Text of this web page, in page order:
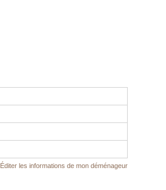
Éditer les informations de mon déménageur